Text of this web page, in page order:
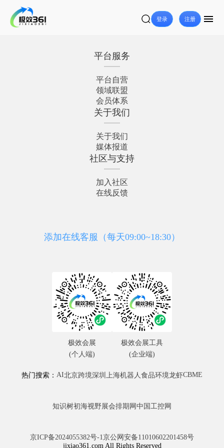
登录 注册
平台服务
平台自营
领域联盟
会员体系
关于我们
关于我们
媒体报道
社区与支持
加入社区
在线反馈
添加在线客服（每天09:00~18:30）
热门搜索： AI北京跨境深圳 上海机器人食品环境龙虾CBME
知识树初海视野展会排期网 中国工控网
京ICP备2024055382号-1京公网安备11010602201458号
jixiao361.com All Rights Reserved
极效会展
(个人端)
极效会展工具
(企业端)